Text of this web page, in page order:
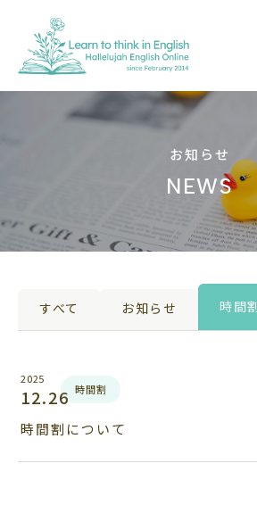
お知らせ
NEWS
すべて お知らせ 時間割
2025
12.26 時間割
時間割について